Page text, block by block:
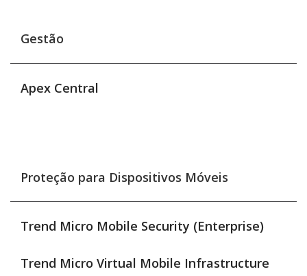
Gestão
Apex Central
Proteção para Dispositivos Móveis
Trend Micro Mobile Security (Enterprise)
Trend Micro Virtual Mobile Infrastructure